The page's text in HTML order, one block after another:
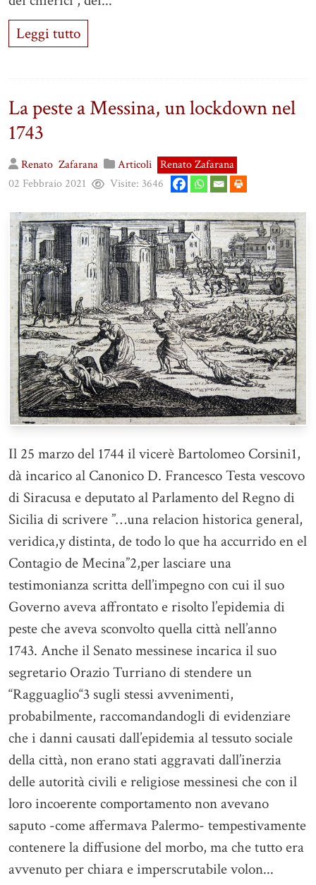
Leggi tutto
La peste a Messina, un lockdown nel
1743
Renato Zafarana Articoli Renato Zafarana
02 Febbraio 2021
Visite: 3646
Il 25 marzo del 1744 il vicerè Bartolomeo Corsini1,
dà incarico al Canonico D. Francesco Testa vescovo
di Siracusa e deputato al Parlamento del Regno di
Sicilia di scrivere ”…una relacion historica general,
veridica,y distinta, de todo lo que ha accurrido en el
Contagio de Mecina”2,per lasciare una
testimonianza scritta dell’impegno con cui il suo
Governo aveva affrontato e risolto l’epidemia di
peste che aveva sconvolto quella città nell’anno
1743. Anche il Senato messinese incarica il suo
segretario Orazio Turriano di stendere un
“Ragguaglio“3 sugli stessi avvenimenti,
probabilmente, raccomandandogli di evidenziare
che i danni causati dall’epidemia al tessuto sociale
della città, non erano stati aggravati dall’inerzia
delle autorità civili e religiose messinesi che con il
loro incoerente comportamento non avevano
saputo -come affermava Palermo- tempestivamente
contenere la diffusione del morbo, ma che tutto era
avvenuto per chiara e imperscrutabile volon...